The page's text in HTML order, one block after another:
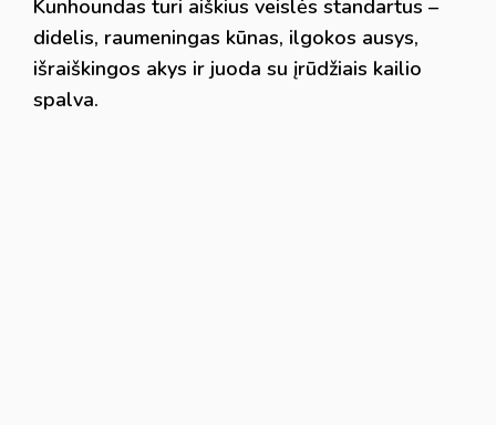
Kunhoundas turi aiškius veislės standartus –
didelis, raumeningas kūnas, ilgokos ausys,
išraiškingos akys ir juoda su įrūdžiais kailio
spalva.